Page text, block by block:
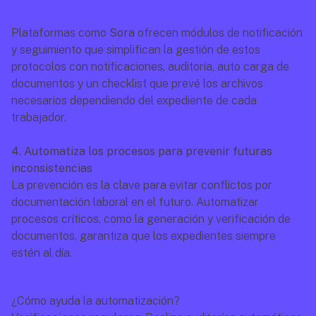
Plataformas como Sora ofrecen módulos de notificación
y seguimiento que simplifican la gestión de estos
protocolos con notificaciones, auditoría, auto carga de
documentos y un checklist que prevé los archivos
necesarios dependiendo del expediente de cada
trabajador.
4. Automatiza los procesos para prevenir futuras
inconsistencias
La prevención es la clave para evitar conflictos por
documentación laboral en el futuro. Automatizar
procesos críticos, como la generación y verificación de
documentos, garantiza que los expedientes siempre
estén al día.
¿Cómo ayuda la automatización?